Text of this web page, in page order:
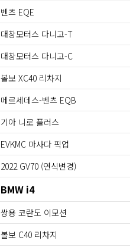
벤츠 EQE
대창모터스 다니고-T
대창모터스 다니고-C
볼보 XC40 리차지
메르세데스-벤츠 EQB
기아 니로 플러스
EVKMC 마사다 픽업
2022 GV70 (연식변경)
BMW i4
쌍용 코란도 이모션
볼보 C40 리차지